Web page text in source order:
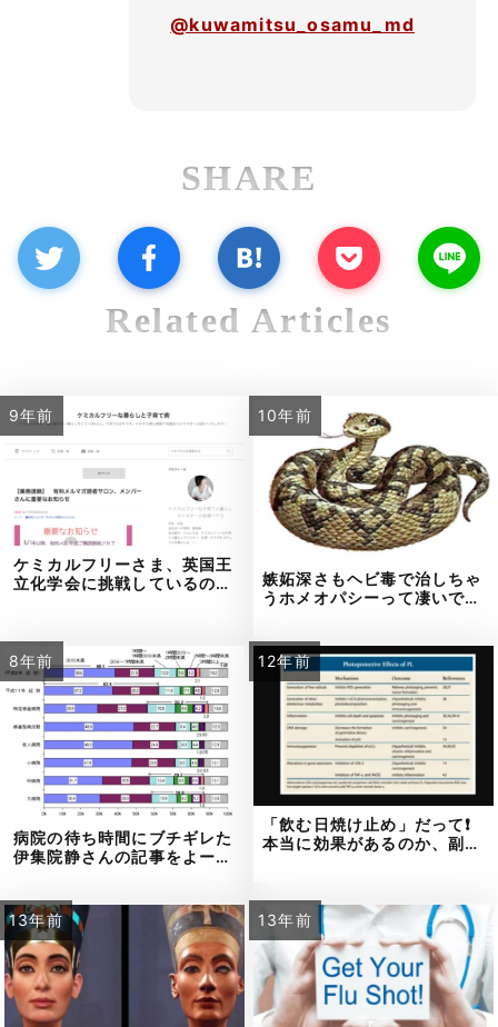
@kuwamitsu_osamu_md
SHARE
Related Articles
9年前
ケミカルフリーさま、英国王
立化学会に挑戦しているの…
10年前
嫉妬深さもヘビ毒で治しちゃ
うホメオパシーって凄いで…
8年前
病院の待ち時間にブチギレた
伊集院静さんの記事をよー…
12年前
「飲む日焼け止め」だって❗
本当に効果があるのか、副…
13年前 13年前